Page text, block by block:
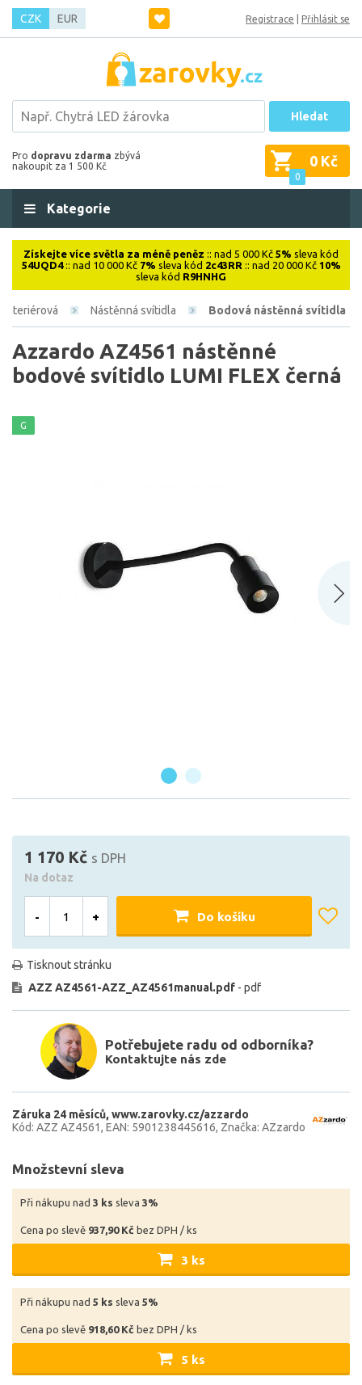
CZK EUR Registrace Přihlásit se
Hledat
Pro dopravu zdarma zbývá
nakoupit za 1 500 Kč
0
0 Kč
Kategorie
Získejte více světla za méně peněz :: nad 5 000 Kč 5% sleva kód
54UQD4:: nad 10 000 Kč 7% sleva kód 2c43RR :: nad 20 000 Kč 10%
sleva kód R9HNHG
Interiérová Nástěnná svítidla Bodová nástěnná svítidla
Azzardo AZ4561 nástěnné
bodové svítidlo LUMI FLEX černá
G
1 170 Kč s DPH
Na dotaz
- + Do košíku
Tisknout stránku
AZZ AZ4561-AZZ_AZ4561manual.pdf - pdf
Potřebujete radu od odborníka?
Kontaktujte nás zde
Záruka 24 měsíců www.zarovky.cz/azzardo
Kód: AZZ AZ4561 EAN: 5901238445616 Značka: AZzardo
Množstevní sleva
Při nákupu nad 3 ks sleva 3%
Cena po slevě 937,90 Kč bez DPH / ks
3 ks
Při nákupu nad 5 ks sleva 5%
Cena po slevě 918,60 Kč bez DPH / ks
5 ks